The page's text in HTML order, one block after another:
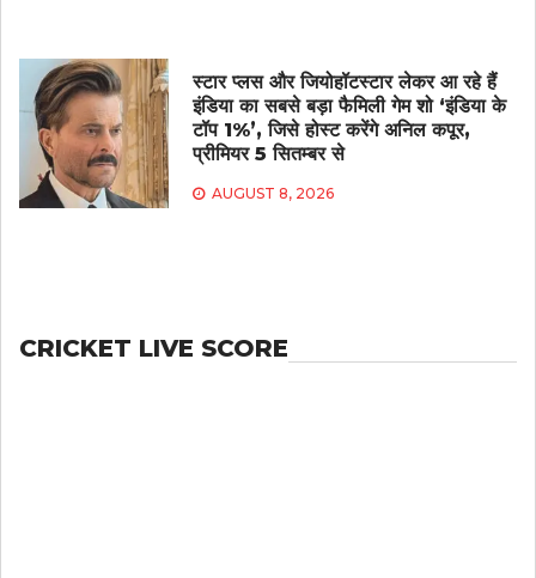
स्टार प्लस और जियोहॉटस्टार लेकर आ रहे हैं
इंडिया का सबसे बड़ा फैमिली गेम शो ‘इंडिया के
टॉप 1%’, जिसे होस्ट करेंगे अनिल कपूर,
प्रीमियर 5 सितम्बर से
AUGUST 8, 2026
CRICKET LIVE SCORE